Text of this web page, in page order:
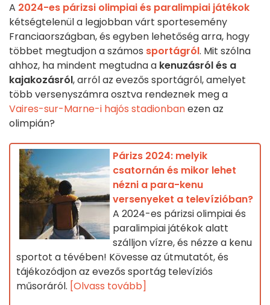
A 2024-es párizsi olimpiai és paralimpiai játékok
kétségtelenül a legjobban várt sportesemény
Franciaországban, és egyben lehetőség arra, hogy
többet megtudjon a számos sportágról. Mit szólna
ahhoz, ha mindent megtudna a kenuzásról és a
kajakozásról, arról az evezős sportágról, amelyet
több versenyszámra osztva rendeznek meg a
Vaires-sur-Marne-i hajós stadionbanezen az
olimpián?
Párizs 2024: melyik
csatornán és mikor lehet
nézni a para-kenu
versenyeket a televízióban?
A 2024-es párizsi olimpiai és
paralimpiai játékok alatt
szálljon vízre, és nézze a kenu
sportot a tévében! Kövesse az útmutatót, és
tájékozódjon az evezős sportág televíziós
műsoráról. [Olvass tovább]